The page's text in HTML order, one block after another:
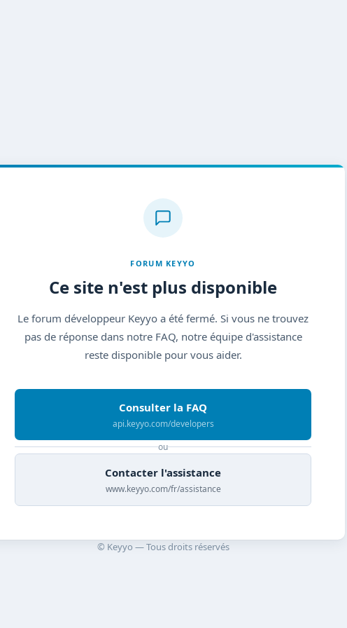
FORUM KEYYO
Ce site n'est plus disponible
Le forum développeur Keyyo a été fermé. Si vous ne trouvez
pas de réponse dans notre FAQ, notre équipe d'assistance
reste disponible pour vous aider.
Consulter la FAQ
api.keyyo.com/developers
ou
Contacter l'assistance
www.keyyo.com/fr/assistance
© Keyyo — Tous droits réservés